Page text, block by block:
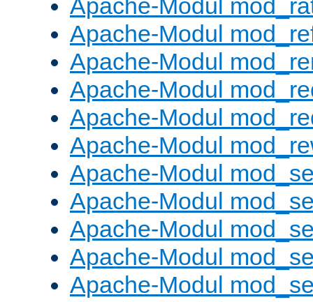
Apache-Modul
Apache-Modul
Apache-Modul
Apache-Modul
Apache-Modul
Apache-Modul
Apache-Modul
Apache-Modul
Apache-Modul
Apache-Modul
Apache-Modul